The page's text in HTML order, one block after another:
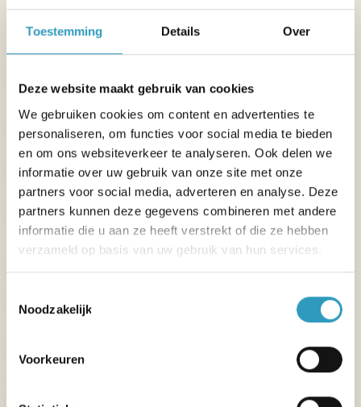
Toestemming Details Over
Deze website maakt gebruik van cookies
We gebruiken cookies om content en advertenties te
personaliseren, om functies voor social media te bieden
en om ons websiteverkeer te analyseren. Ook delen we
informatie over uw gebruik van onze site met onze
partners voor social media, adverteren en analyse. Deze
partners kunnen deze gegevens combineren met andere
informatie die u aan ze heeft verstrekt of die ze hebben
verzameld op basis van uw gebruik van hun services.
Noodzakelijk
Voorkeuren